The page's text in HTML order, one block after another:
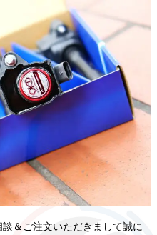
＆ご注文いただきまして誠に